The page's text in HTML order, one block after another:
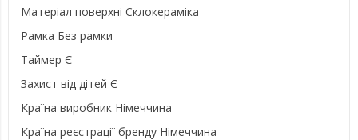
Матеріал поверхні Склокераміка
Рамка Без рамки
Таймер Є
Захист від дітей Є
Країна виробник Німеччина
Країна реєстрації бренду Німеччина